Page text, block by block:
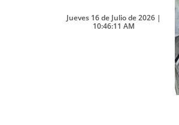
Jueves 16 de Julio de 2026 |
10:46:11 AM